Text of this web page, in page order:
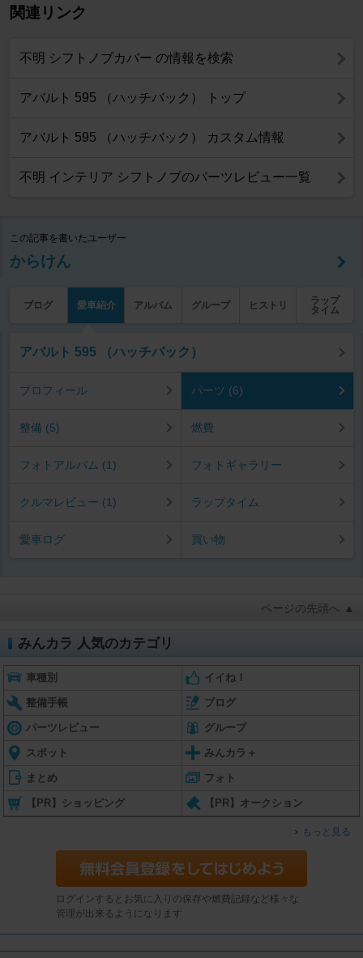
関連リンク
不明 シフトノブカバー の情報を検索
アバルト 595 （ハッチバック） トップ
アバルト 595 （ハッチバック） カスタム情報
不明 インテリア シフトノブのパーツレビュー一覧
この記事を書いたユーザー
からけん
ブログ 愛車紹介 アルバム グループ ヒストリ
ラップ
タイム
アバルト 595 （ハッチバック）
プロフィール パーツ (6)
整備 (5) 燃費
フォトアルバム (1) フォトギャラリー
クルマレビュー (1) ラップタイム
愛車ログ 買い物
ページの先頭へ ▲
みんカラ 人気のカテゴリ
車種別 イイね！
整備手帳 ブログ
パーツレビュー グループ
スポット みんカラ＋
まとめ フォト
【PR】ショッピング 【PR】オークション
もっと見る
ログインするとお気に入りの保存や燃費記録など様々な
管理が出来るようになります